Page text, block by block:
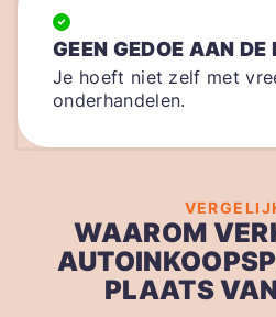
GEEN GEDOE AAN DE
Je hoeft niet zelf met
onderhandelen.
WAAROM
PLAATS